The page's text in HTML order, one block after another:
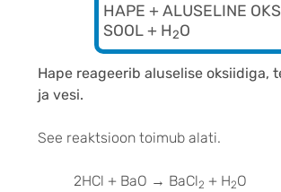
HAPE + ALUSELINE
SOOL + H2O
Hape reageerib aluselise oksiidiga,
ja vesi.
See reaktsioon toimub alati.
2HCl + BaO → BaCl2 + H2O